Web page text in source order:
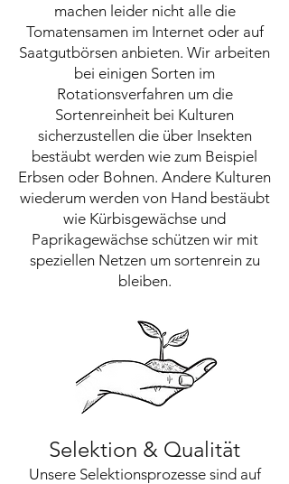
machen leider nicht alle die
Tomatensamen im Internet oder auf
Saatgutbörsen anbieten. Wir arbeiten
bei einigen Sorten im
Rotationsverfahren um die
Sortenreinheit bei Kulturen
sicherzustellen die über Insekten
bestäubt werden wie zum Beispiel
Erbsen oder Bohnen. Andere Kulturen
wiederum werden von Hand bestäubt
wie Kürbisgewächse und
Paprikagewächse schützen wir mit
speziellen Netzen um sortenrein zu
bleiben.
Selektion & Qualität
Unsere Selektionsprozesse sind auf